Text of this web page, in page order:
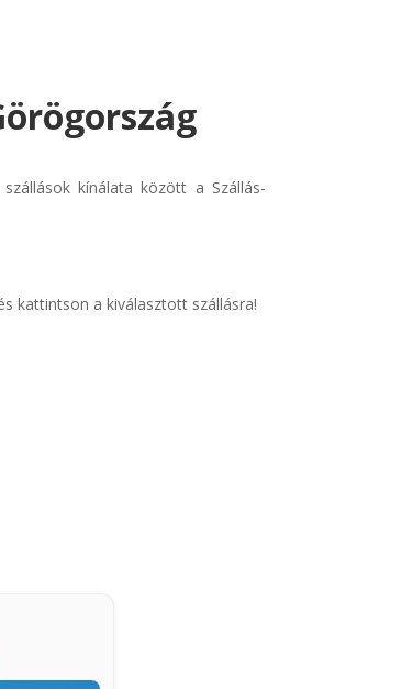
kínálata között a Szállás-
kattintson a kiválasztott szállásra!